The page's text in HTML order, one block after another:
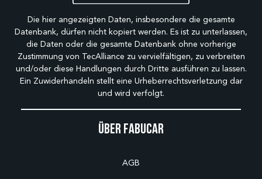
Über Fabucar
AGB
Die hier angezeigten Daten, insbesondere die gesamte
Datenbank, dürfen nicht kopiert werden. Es ist zu unterlassen,
die Daten oder die gesamte Datenbank ohne vorherige
Zustimmung von TecAlliance zu vervielfältigen, zu verbreiten
und/oder diese Handlungen durch Dritte ausführen zu lassen.
Ein Zuwiderhandeln stellt eine Urheberrechtsverletzung dar
und wird verfolgt.